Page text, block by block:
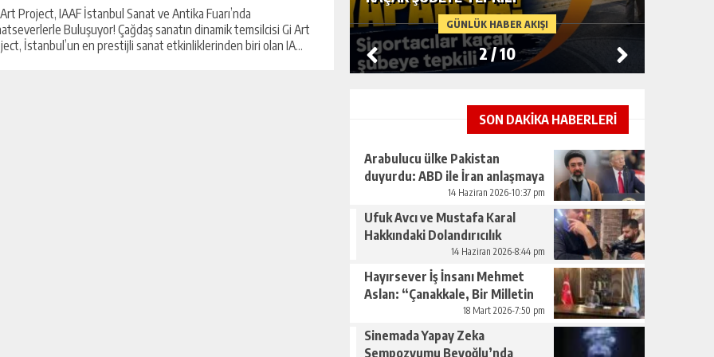
Project, IAAF İstanbul Sanat ve Antika Fuarı’nda
Buluşuyor! Çağdaş sanatın dinamik temsilcisi Gi Art
İstanbul’un en prestijli sanat etkinliklerinden biri olan IA...
GÜNLÜK HABER AKIŞI GÜNLÜK HABER AKIŞI
2/10
SON DAKİKA HABERLERİ
Arabulucu ülke Pakistan
duyurdu: ABD ile İran anlaşmaya
14 Haziran 2026-10:37 pm
Ufuk Avcı ve Mustafa Karal
Hakkındaki Dolandırıcılık
İddiaları Büyüyor14 Haziran 2026-8:44 pm
Hayırsever İş İnsanı Mehmet
Aslan: “Çanakkale, Bir Milletin
Yeniden Doğuşudur”18 Mart 2026-7:50 pm
Sinemada Yapay Zeka
Sempozyumu Beyoğlu’nda